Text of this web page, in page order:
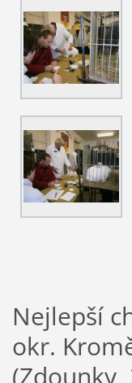
Nejlepší
okr.